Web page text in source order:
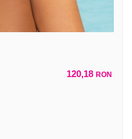
120,18 RON